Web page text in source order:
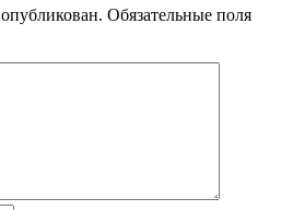
Обязательные поля